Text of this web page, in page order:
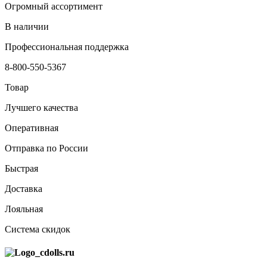
Огромный ассортимент
В наличии
Профессиональная поддержка
8-800-550-5367
Товар
Лучшего качества
Оперативная
Отправка по России
Быстрая
Доставка
Лояльная
Система скидок